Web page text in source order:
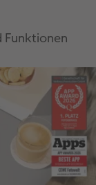
Funktionen